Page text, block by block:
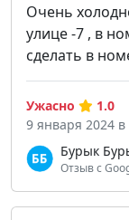
Очень
улице -7 , в
сделать в
Бурык
Отзыв с
Ужасно
1.0
9 января 2024 в